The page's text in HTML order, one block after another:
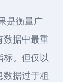
是衡量广
数据中最重
标。但仅以
据过于粗